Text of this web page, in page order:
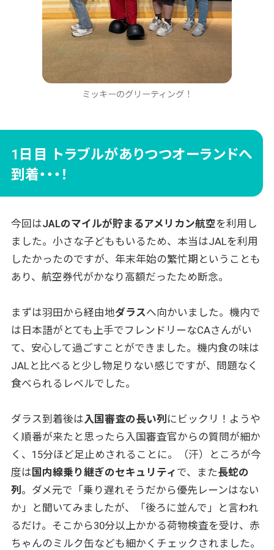
ミッキーのグリーティング！
1日目 トラブルがありつつオーランドへ
到着・・・！
今回はJALのマイルが貯まるアメリカン航空を利用し
ました。小さな子どももいるため、本当はJALを利用
したかったのですが、年末年始の繁忙期ということも
あり、航空券代がかなり高額だったため断念。
まずは羽田から経由地ダラスへ向かいました。機内で
は日本語がとても上手でフレンドリーなCAさんがい
て、安心して過ごすことができました。機内食の味は
JALと比べると少し物足りない感じですが、問題なく
食べられるレベルでした。
ダラス到着後は 入国審査の長い列 にビックリ！ようや
く順番が来たと思ったら入国審査官からの質問が細か
く、15分ほど足止めされることに。（汗）ところが今
度は 国内線乗り継ぎのセキュリティ で、また長蛇の
列 。ダメ元で「乗り遅れそうだから優先レーンはない
か」と聞いてみましたが、「後ろに並んで」と言われ
るだけ。そこから30分以上かかる荷物検査を受け、赤
ちゃんのミルク缶なども細かくチェックされました。